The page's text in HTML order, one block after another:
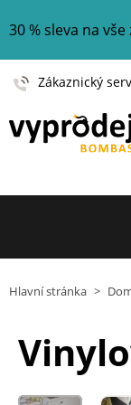
30 % sleva na
Zákaznický
Hlavní stránka >